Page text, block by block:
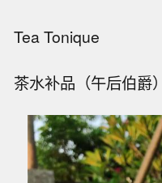
Tea Tonique
茶水补品（午后伯爵）